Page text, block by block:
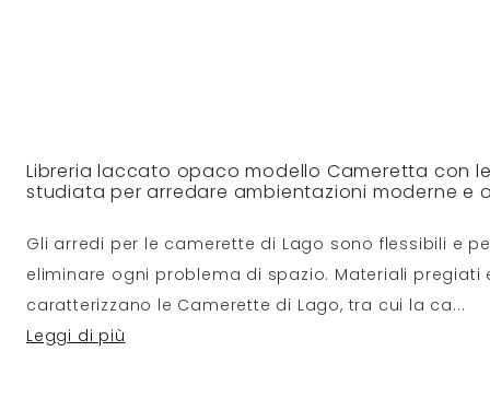
Libreria laccato opaco modello Cameretta con
studiata per arredare ambientazioni moderne e
Gli arredi per le camerette di Lago sono flessibili e
eliminare ogni problema di spazio. Materiali pregiati
caratterizzano le Camerette di Lago, tra cui la ca...
Leggi di più